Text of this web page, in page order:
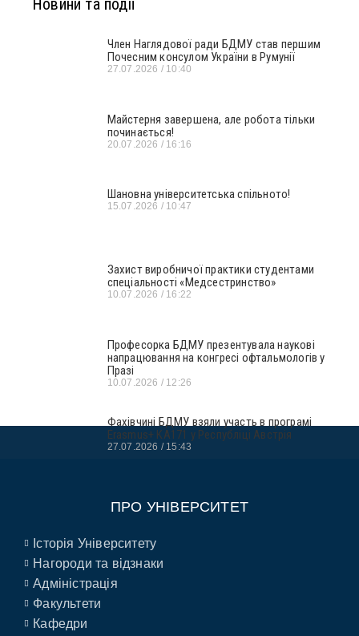
Новини та події
Член Наглядової ради БДМУ став першим
Почесним консулом України в Румунії
27.07.2026 10:40
Майстерня завершена, але робота тільки
починається!
20.07.2026 16:16
Шановна університетська спільното!
15.07.2026 10:47
Захист виробничої практики студентами
спеціальності «Медсестринство»
10.07.2026 16:22
Професорка БДМУ презентувала наукові
напрацювання на конгресі офтальмологів у
Празі
10.07.2026 12:26
Фахівчині БДМУ взяли участь в програмі
Erasmus+ KA171 у Республіці Австрія
27.07.2026 15:43
ПРО УНІВЕРСИТЕТ
Історія Університету
Нагороди та відзнаки
Адміністрація
Факультети
Кафедри